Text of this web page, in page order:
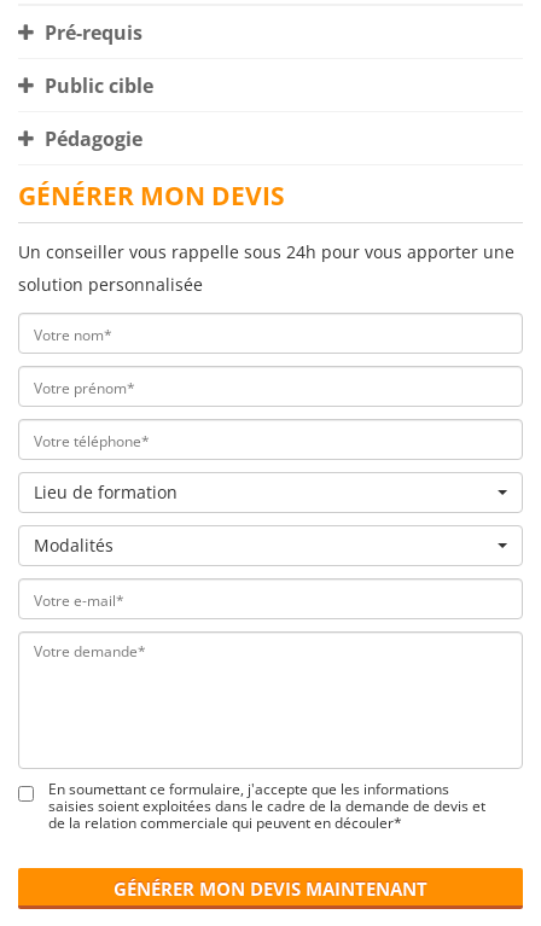
Pré-requis
Public cible
Pédagogie
GÉNÉRER MON DEVIS
Un conseiller vous rappelle sous 24h pour vous apporter une
solution personnalisée
Lieu de formation
Modalités
En soumettant ce formulaire, j'accepte que les informations
saisies soient exploitées dans le cadre de la demande de devis et
de la relation commerciale qui peuvent en découler*
GÉNÉRER MON DEVIS MAINTENANT